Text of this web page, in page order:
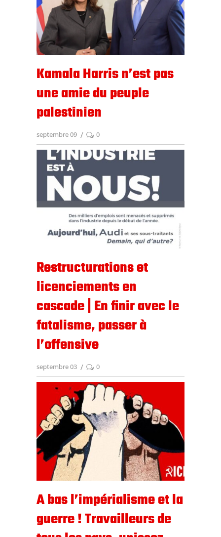
Kamala Harris n’est pas
une amie du peuple
palestinien
septembre 09 0
Restructurations et
licenciements en
cascade | En finir avec le
fatalisme, passer à
l’offensive
septembre 03 0
A bas l’impérialisme et la
guerre ! Travailleurs de